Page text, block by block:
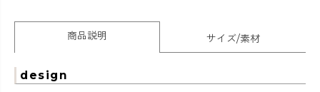
商品説明 サイズ/素材
design